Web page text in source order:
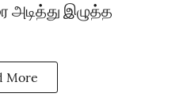
அடித்து இழுத்த
More